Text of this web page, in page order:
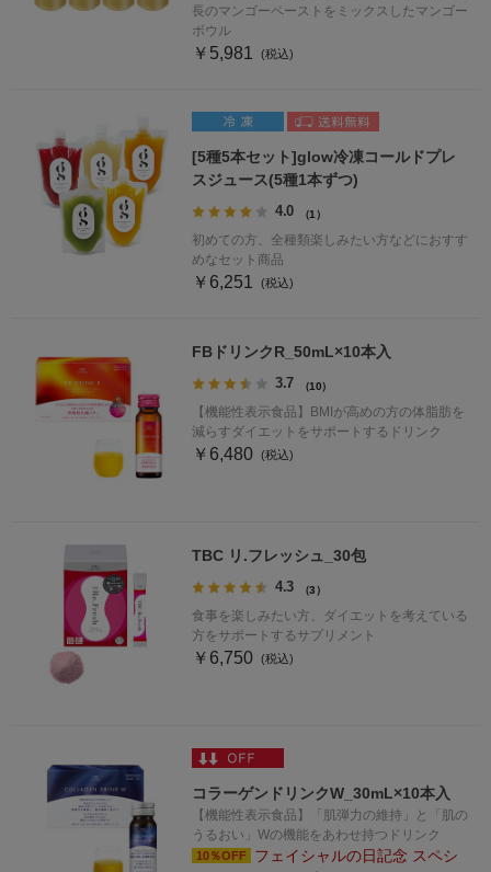
長のマンゴーペーストをミックスしたマンゴー
ボウル
￥5,981
[5種5本セット]glow冷凍コールドプレ
スジュース(5種1本ずつ)
4.0 （1）
初めての方、全種類楽しみたい方などにおすす
めなセット商品
￥6,251
FBドリンクR_50mL×10本入
3.7 （10）
【機能性表示食品】BMIが高めの方の体脂肪を
減らすダイエットをサポートするドリンク
￥6,480
TBC リ.フレッシュ_30包
4.3 （3）
食事を楽しみたい方、ダイエットを考えている
方をサポートするサプリメント
￥6,750
コラーゲンドリンクW_30mL×10本入
【機能性表示食品】「肌弾力の維持」と「肌の
うるおい」Wの機能をあわせ持つドリンク
10％OFF
フェイシャルの日記念 スペシ